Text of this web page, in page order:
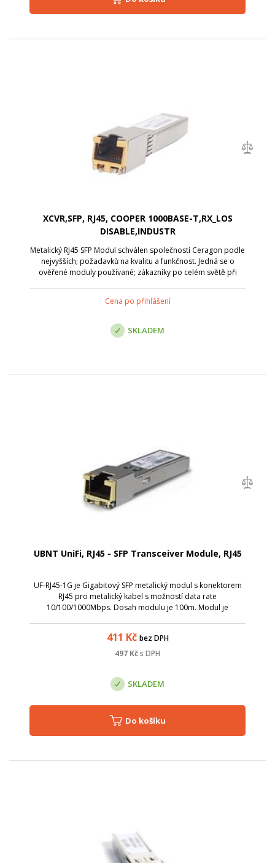
XCVR,SFP, RJ45, COOPER 1000BASE-T,RX_LOS
DISABLE,INDUSTR
Metalický RJ45 SFP Modul schválen společností Ceragon podle
nejvyšších; požadavků na kvalitu a funkčnost. Jedná se o
ověřené moduly používané; zákazníky po celém světě při
Cena po přihlášení
SKLADEM
UBNT UniFi, RJ45 - SFP Transceiver Module, RJ45
UF-RJ45-1G je Gigabitový SFP metalický modul s konektorem
RJ45 pro metalický kabel s možností data rate
10/100/1000Mbps. Dosah modulu je 100m. Modul je
411 Kč bez DPH
497 Kčs DPH
SKLADEM
Do košíku